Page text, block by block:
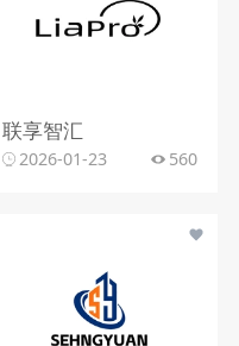
联享智汇
2026-01-23 560